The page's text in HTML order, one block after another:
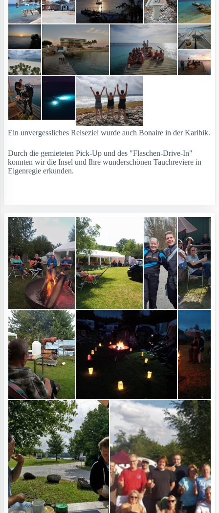
Ein unvergessliches Reiseziel wurde auch Bonaire in der Karibik.
Durch die gemieteten Pick-Up und des "Flaschen-Drive-In"
konnten wir die Insel und Ihre wunderschönen Tauchreviere in
Eigenregie erkunden.